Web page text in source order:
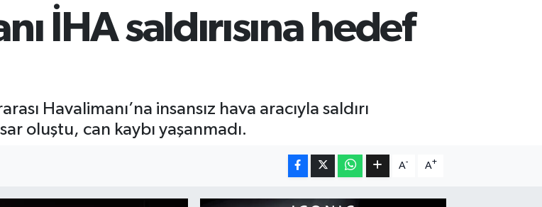
İHA saldırısına hedef
Havalimanı’na insansız hava aracıyla saldırı
oluştu, can kaybı yaşanmadı.
A- A+